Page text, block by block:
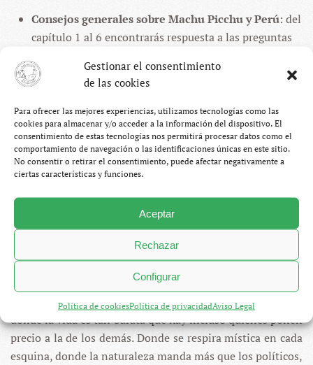
Gestionar el consentimiento
de las cookies
Para ofrecer las mejores experiencias, utilizamos tecnologías como las
cookies para almacenar y/o acceder a la información del dispositivo. El
consentimiento de estas tecnologías nos permitirá procesar datos como el
comportamiento de navegación o las identificaciones únicas en este sitio.
No consentir o retirar el consentimiento, puede afectar negativamente a
ciertas características y funciones.
Aceptar
Rechazar
Configurar
Política de cookiesPolítica de privacidadAviso Legal
Consejos generales sobre Machu Picchu y Perú: del
capítulo 1 al 6 encontrarás respuesta a las preguntas
este destino.
Información sobre otros lugares que visité en
Perú: del capítulo A al H podrás sacar información
sobre los rincones turísticos leyendo el relato de mi
viaje por ahí.
Esta guía de viajes ha sido escrita según la experiencia de
mi viaje por Perú, y complementada con información
extraída de diversas fuentes de calidad.
17000 palabras, 220 fotografías y 190 páginas
dedicadas a Machu Picchu y a Perú, un país donde el
desierto más árido y la selva más frondosa apenas están a
diez horas de distancia. Donde comer mal es de tontos,
donde la vida es tan barata que hay incluso quienes ponen
precio a la de los demás. Donde se respira mística en cada
esquina, donde la naturaleza manda más que los políticos,